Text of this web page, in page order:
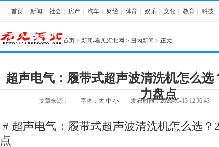
首页 新闻 社会 房产 汽车 财经 体育 娱乐 文化 教育 科技
首页 > 新闻-看见河北网 > 国内新闻 > 正文
超声电气：履带式超声波清洗机怎么选
力盘点
文章来源： 字体： 大 中 小 发布时间：2026-05-13 12:06:43
# 超声电气：履带式超声波清洗机怎么选？
点